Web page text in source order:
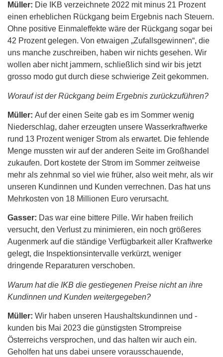
Müller: Die IKB verzeichnete 2022 mit minus 21 Prozent
einen erheblichen Rückgang beim Ergebnis nach Steuern.
Ohne positive Einmaleffekte wäre der Rückgang sogar bei
42 Prozent gelegen. Von etwaigen „Zufallsgewinnen“, die
uns manche zuschreiben, haben wir nichts gesehen. Wir
wollen aber nicht jammern, schließlich sind wir bis jetzt
grosso modo gut durch diese schwierige Zeit gekommen.
Worauf ist der Rückgang beim Ergebnis zurückzuführen?
Müller: Auf der einen Seite gab es im Sommer wenig
Niederschlag, daher erzeugten unsere Wasserkraftwerke
rund 13 Prozent weniger Strom als erwartet. Die fehlende
Menge mussten wir auf der anderen Seite im Großhandel
zukaufen. Dort kostete der Strom im Sommer zeitweise
mehr als zehnmal so viel wie früher, also weit mehr, als wir
unseren Kundinnen und Kunden verrechnen. Das hat uns
Mehrkosten von 18 Millionen Euro verursacht.
Gasser: Das war eine bittere Pille. Wir haben freilich
versucht, den Verlust zu minimieren, ein noch größeres
Augenmerk auf die ständige Verfügbarkeit aller Kraftwerke
gelegt, die Inspektionsintervalle verkürzt, weniger
dringende Reparaturen verschoben.
Warum hat die IKB die gestiegenen Preise nicht an ihre
Kundinnen und Kunden weitergegeben?
Müller: Wir haben unseren Haushaltskundinnen und -
kunden bis Mai 2023 die günstigsten Strompreise
Österreichs versprochen, und das halten wir auch ein.
Geholfen hat uns dabei unsere vorausschauende,